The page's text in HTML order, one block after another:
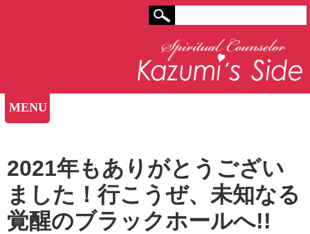
MENU
2021年もありがとうござい
ました！行こうぜ、未知なる
覚醒のブラックホールへ!!